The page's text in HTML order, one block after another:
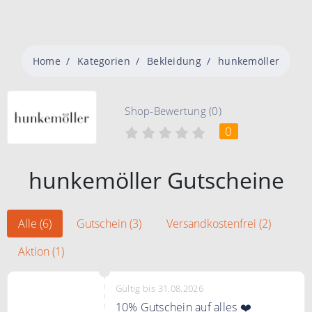
Home Kategorien Bekleidung hunkemöller
Shop-Bewertung (0)
0
hunkemöller Gutscheine
Alle (6) Gutschein (3)
Versandkostenfrei (2)
Aktion (1)
Gültig bis 31.08.2026
10% Gutschein auf alles ❤️